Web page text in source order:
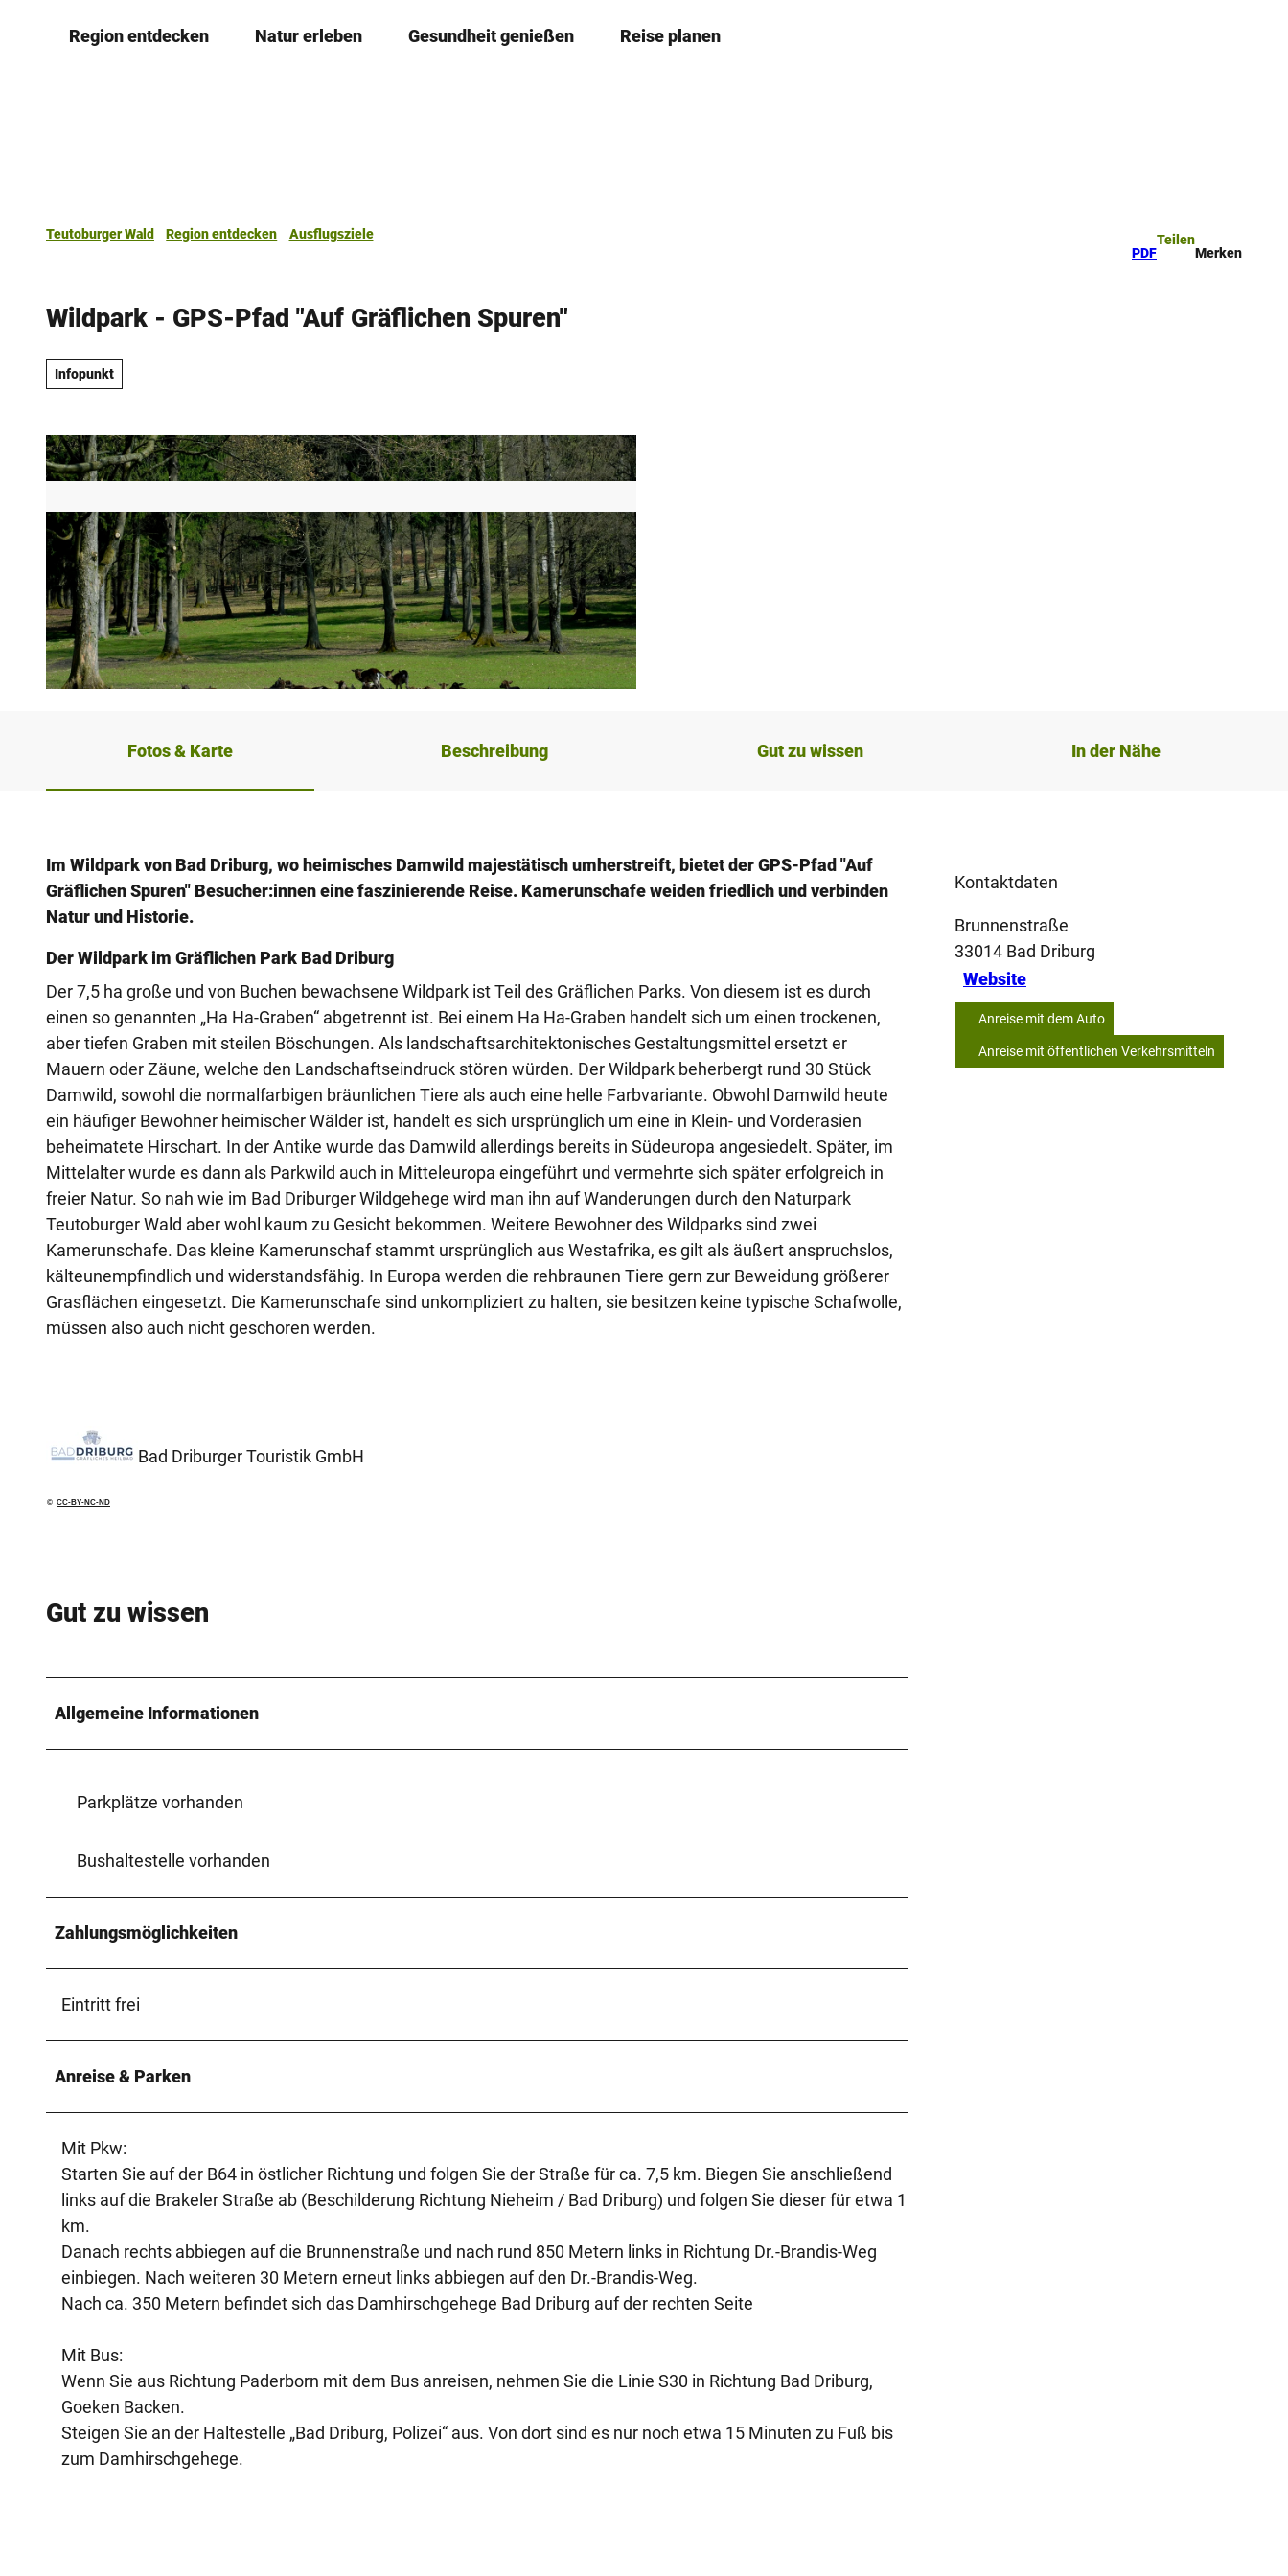
Region entdecken Natur erleben Gesundheit genießen Reise planen
Teutoburger Wald Region entdecken
Ausflugsziele
PDF
Teilen
Merken
Wildpark - GPS-Pfad "Auf Gräflichen Spuren"
Infopunkt
Fotos & Karte Beschreibung Gut zu wissen In der Nähe
Im Wildpark von Bad Driburg, wo heimisches Damwild majestätisch umherstreift, bietet der GPS-Pfad "Auf
Gräflichen Spuren" Besucher:innen eine faszinierende Reise. Kamerunschafe weiden friedlich und verbinden
Natur und Historie.
Der Wildpark im Gräflichen Park Bad Driburg
Der 7,5 ha große und von Buchen bewachsene Wildpark ist Teil des Gräflichen Parks. Von diesem ist es durch
einen so genannten „Ha Ha-Graben“ abgetrennt ist. Bei einem Ha Ha-Graben handelt sich um einen trockenen,
aber tiefen Graben mit steilen Böschungen. Als landschaftsarchitektonisches Gestaltungsmittel ersetzt er
Mauern oder Zäune, welche den Landschaftseindruck stören würden. Der Wildpark beherbergt rund 30 Stück
Damwild, sowohl die normalfarbigen bräunlichen Tiere als auch eine helle Farbvariante. Obwohl Damwild heute
ein häufiger Bewohner heimischer Wälder ist, handelt es sich ursprünglich um eine in Klein- und Vorderasien
beheimatete Hirschart. In der Antike wurde das Damwild allerdings bereits in Südeuropa angesiedelt. Später, im
Mittelalter wurde es dann als Parkwild auch in Mitteleuropa eingeführt und vermehrte sich später erfolgreich in
freier Natur. So nah wie im Bad Driburger Wildgehege wird man ihn auf Wanderungen durch den Naturpark
Teutoburger Wald aber wohl kaum zu Gesicht bekommen. Weitere Bewohner des Wildparks sind zwei
Kamerunschafe. Das kleine Kamerunschaf stammt ursprünglich aus Westafrika, es gilt als äußert anspruchslos,
kälteunempfindlich und widerstandsfähig. In Europa werden die rehbraunen Tiere gern zur Beweidung größerer
Grasflächen eingesetzt. Die Kamerunschafe sind unkompliziert zu halten, sie besitzen keine typische Schafwolle,
müssen also auch nicht geschoren werden.
© CC-BY-NC-ND
Bad Driburger Touristik GmbH
Gut zu wissen
Allgemeine Informationen
Parkplätze vorhanden
Bushaltestelle vorhanden
Zahlungsmöglichkeiten
Eintritt frei
Anreise & Parken
Mit Pkw:
Starten Sie auf der B64 in östlicher Richtung und folgen Sie der Straße für ca. 7,5 km. Biegen Sie anschließend
links auf die Brakeler Straße ab (Beschilderung Richtung Nieheim / Bad Driburg) und folgen Sie dieser für etwa 1
km.
Danach rechts abbiegen auf die Brunnenstraße und nach rund 850 Metern links in Richtung Dr.-Brandis-Weg
einbiegen. Nach weiteren 30 Metern erneut links abbiegen auf den Dr.-Brandis-Weg.
Nach ca. 350 Metern befindet sich das Damhirschgehege Bad Driburg auf der rechten Seite
Mit Bus:
Wenn Sie aus Richtung Paderborn mit dem Bus anreisen, nehmen Sie die Linie S30 in Richtung Bad Driburg,
Goeken Backen.
Steigen Sie an der Haltestelle „Bad Driburg, Polizei“ aus. Von dort sind es nur noch etwa 15 Minuten zu Fuß bis
zum Damhirschgehege.
Kontaktdaten
Brunnenstraße
33014 Bad Driburg
Website
Anreise mit dem Auto
Anreise mit öffentlichen Verkehrsmitteln